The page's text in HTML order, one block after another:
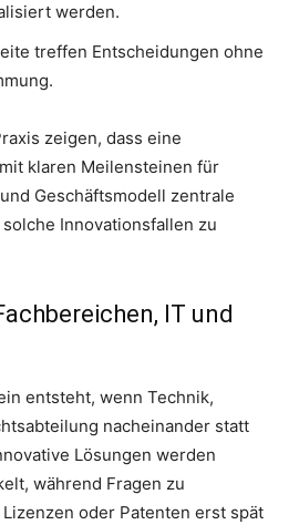
werden.
treffen Entscheidungen ohne
zeigen, dass eine
klaren Meilensteinen für
Geschäftsmodell zentrale
Innovationsfallen zu
IT und
entsteht, wenn Technik,
nacheinander statt
Lösungen werden
während Fragen zu
oder Patenten erst spät